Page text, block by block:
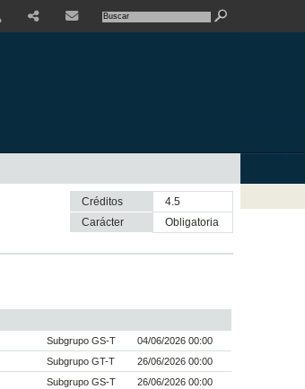
Créditos
4.5
Carácter
obligatoria
Subgrupo GS-T
04/06/2026 00:00
Subgrupo GT-T
26/06/2026 00:00
Subgrupo GS-T
26/06/2026 00:00